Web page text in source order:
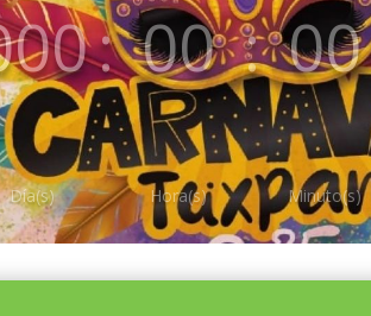
Día(s)
: 00
Hora(s)
: 00
Minuto(s)